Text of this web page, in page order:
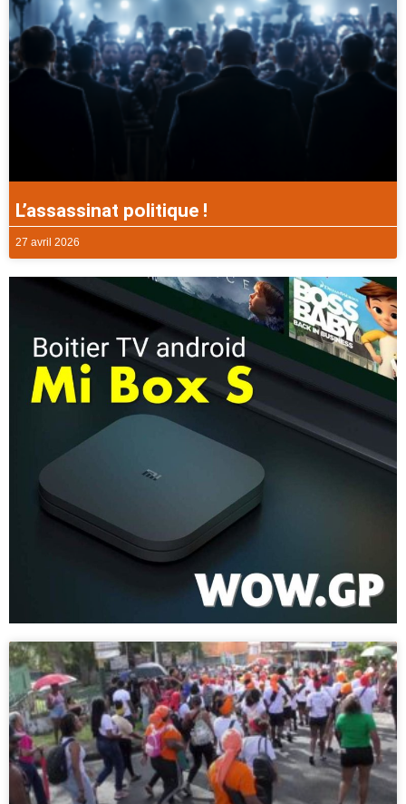
L’assassinat politique !
27 avril 2026